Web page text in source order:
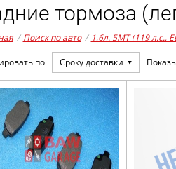
тормоза
/ Поиск по авто / 1,6л. 5MT (119 л.с.,
по Сроку доставки